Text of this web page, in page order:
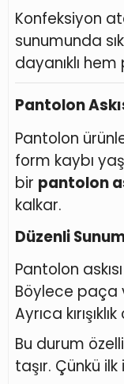
Konfeksiyon
sunumunda
dayanıklı
Pantolon
Pantolon
form kaybı
bir pantolon
kalkar.
Düzenli
Pantolon
Böylece paça
Ayrıca
Bu durum
taşır. Çünkü